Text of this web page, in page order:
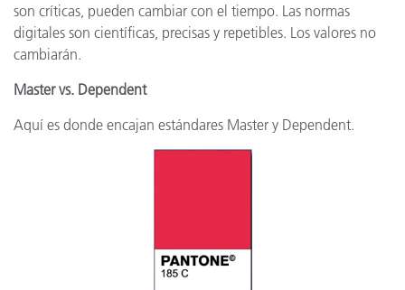
son críticas, pueden cambiar con el tiempo. Las normas
digitales son científicas, precisas y repetibles. Los valores no
cambiarán.
Master vs. Dependent
Aquí es donde encajan estándares Master y Dependent.